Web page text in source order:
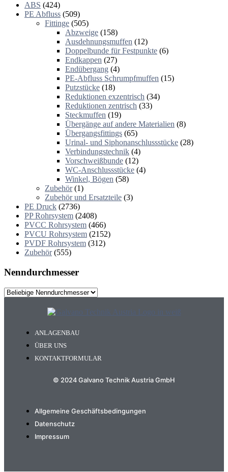
ABS (424)
PE Abfluss (509)
Fittinge (505)
Abzweige (158)
Ausdehnungsmuffen (12)
Doppelbunde für Festpunkte (6)
Endkappen (27)
Endübergang (4)
PE-Abfluss Schrumpfmuffen (15)
Putzstücke (18)
Reduktionen exzentrisch (34)
Reduktionen zentrisch (33)
Steckmuffen (19)
Übergänge auf andere Materialien (8)
Übergangsfittings (65)
Urinal- und Siphonanschlussstücke (28)
Verbindungstechnik (4)
Vorschweißbunde (12)
WC-Anschlussstücke (4)
Winkel, Bögen (58)
Zubehör (1)
Zubehör und Ersatzteile (3)
PE Druck (2736)
PP Rohrsystem (2408)
PVCC Rohrsystem (466)
PVCU Rohrsystem (2152)
PVDF Rohrsystem (312)
Zubehör (555)
Nenndurchmesser
ANLAGENBAU
ÜBER UNS
KONTAKTFORMULAR
© 2024 Galvano Technik Austria GmbH
Allgemeine Geschäftsbedingungen
Datenschutz
Impressum